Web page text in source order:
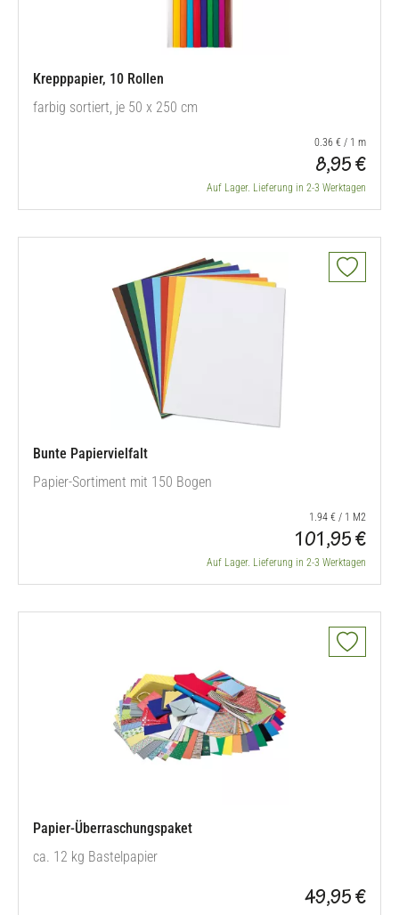
Krepppapier, 10 Rollen
farbig sortiert, je 50 x 250 cm
0.36 € / 1 m
8,95 €
Auf Lager. Lieferung in 2-3 Werktagen
Bunte Papiervielfalt
Papier-Sortiment mit 150 Bogen
1.94 € / 1 M2
101,95 €
Auf Lager. Lieferung in 2-3 Werktagen
Papier-Überraschungspaket
ca. 12 kg Bastelpapier
49,95 €